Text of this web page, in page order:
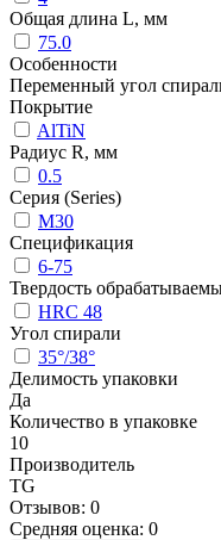
Общая длина L, мм
75.0
Особенности
Переменный угол
Покрытие
AlTiN
Радиус R, мм
0.5
Серия (Series)
M30
Спецификация
6-75
Твердость
HRC 48
Угол спирали
35°/38°
Делимость упаковки
Да
Количество в упаковке
10
Производитель
TG
Отзывов: 0
Средняя оценка: 0